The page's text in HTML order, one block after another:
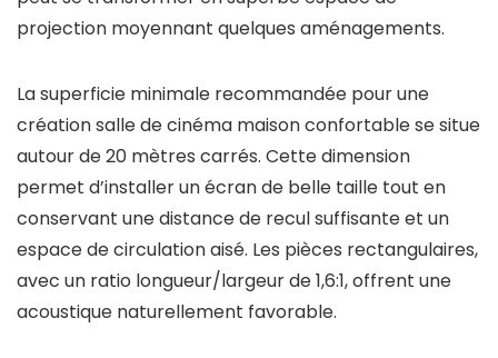
projection moyennant quelques aménagements.
La superficie minimale recommandée pour une
création salle de cinéma maison confortable se situe
autour de 20 mètres carrés. Cette dimension
permet d’installer un écran de belle taille tout en
conservant une distance de recul suffisante et un
espace de circulation aisé. Les pièces rectangulaires,
avec un ratio longueur/largeur de 1,6:1, offrent une
acoustique naturellement favorable.